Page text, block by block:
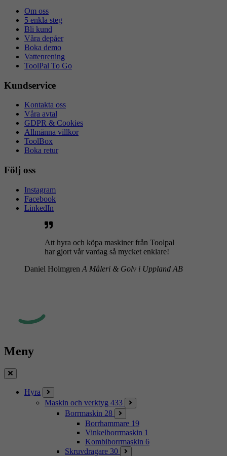
Om oss
5 enkla steg
Bli kund
Våra depåer
Boka demo
Vattenrening
ToolPal To Go
Kundservice
Kontakta oss
Våra avtal
GDPR & Cookies
Allmänna villkor
ToolBox
Boka retur
Följ oss
Instagram
Facebook
LinkedIn
Att hyra och köpa maskiner från Toolpal
har gjort vår vardag så mycket enklare!
Daniel Holmgren A Måleri & Golv i Uppland AB
Meny
Stäng
Hyra
Maskin och verktyg 433
Borrmaskin 28
Borrhammare 19
Vinkelborrmaskin 1
Kombiborrmaskin 6
Skruvdragare 30